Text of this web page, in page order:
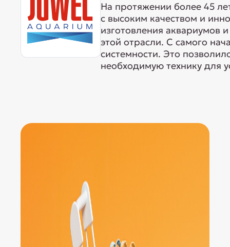
На протяжении более 45
с высоким качеством и
изготовления аквариумов
этой отрасли. С самого
системности. Это
необходимую технику для